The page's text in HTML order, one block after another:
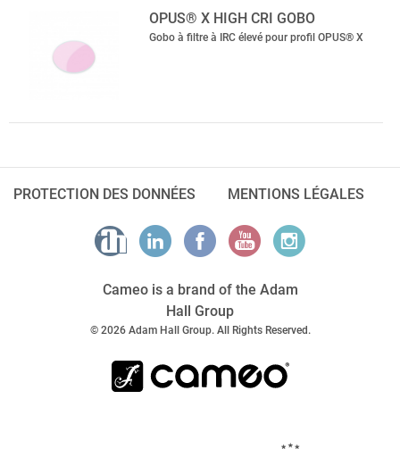
OPUS® X HIGH CRI GOBO
Gobo à filtre à IRC élevé pour profil OPUS® X
PROTECTION DES DONNÉES MENTIONS LÉGALES
Cameo is a brand of the Adam
Hall Group
© 2026 Adam Hall Group. All Rights Reserved.